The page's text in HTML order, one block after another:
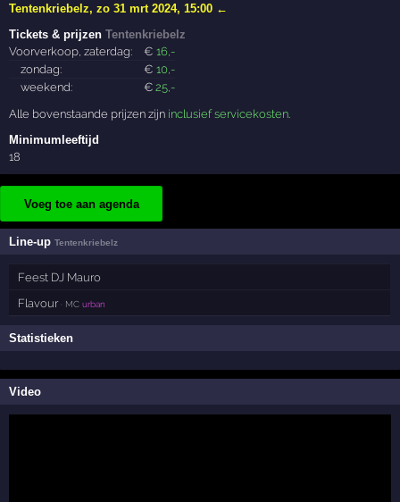
Tentenkriebelz,zo 31 mrt 2024, 15:00 ←
Tickets & prijzenTentenkriebelz
Voorverkoop, zaterdag:
€ 16,-
zondag:
€ 10,-
weekend:
€25,-
Alle bovenstaande prijzen zijn inclusief servicekosten
Minimumleeftijd
18
Voeg toe aan agenda
Line-upTentenkriebelz
Feest DJ Mauro
Flavour· MC urban
Statistieken
Video